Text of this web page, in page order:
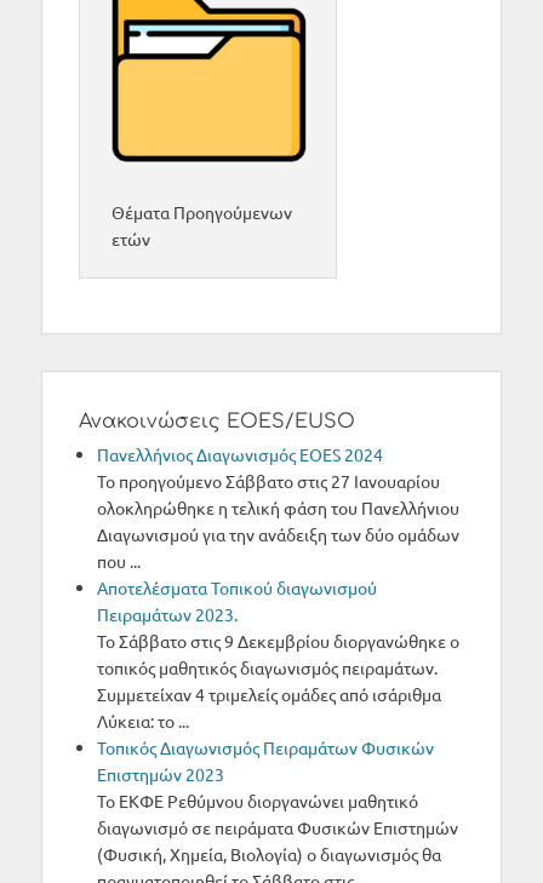
Θέματα Προηγούμενων
ετών
Ανακοινώσεις EOES/EUSO
Πανελλήνιος Διαγωνισμός ΕΟΕS 2024
Το προηγούμενο Σάββατο στις 27 Ιανουαρίου
ολοκληρώθηκε η τελική φάση του Πανελλήνιου
Διαγωνισμού για την ανάδειξη των δύο ομάδων
που ...
Αποτελέσματα Τοπικού διαγωνισμού
Πειραμάτων 2023.
Το Σάββατο στις 9 Δεκεμβρίου διοργανώθηκε ο
τοπικός μαθητικός διαγωνισμός πειραμάτων.
Συμμετείχαν 4 τριμελείς ομάδες από ισάριθμα
Λύκεια: το ...
Τοπικός Διαγωνισμός Πειραμάτων Φυσικών
Επιστημών 2023
Το ΕΚΦΕ Ρεθύμνου διοργανώνει μαθητικό
διαγωνισμό σε πειράματα Φυσικών Επιστημών
(Φυσική, Χημεία, Βιολογία) ο διαγωνισμός θα